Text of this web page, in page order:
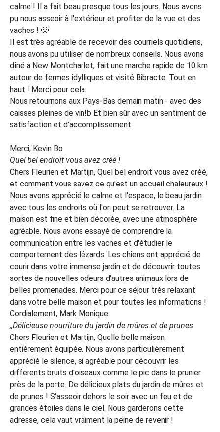
calme ! Il a fait beau presque tous les jours. Nous avons
pu nous asseoir à l'extérieur et profiter de la vue et des
vaches ! 🙂
Il est très agréable de recevoir des courriels quotidiens,
nous avons pu utiliser de nombreux conseils. Nous avons
dîné à New Montcharlet, fait une marche rapide de 10 km
autour de fermes idylliques et visité Bibracte. Tout en
haut ! Merci pour cela.
Nous retournons aux Pays-Bas demain matin - avec des
caisses pleines de vin!b Et bien sûr avec un sentiment de
satisfaction et d'accomplissement.
Merci, Kevin Bo
Quel bel endroit vous avez créé !
Chers Fleurien et Martijn, Quel bel endroit vous avez créé,
et comment vous savez ce qu'est un accueil chaleureux !
Nous avons apprécié le calme et l'espace, le beau jardin
avec tous les endroits où l'on peut se retrouver. La
maison est fine et bien décorée, avec une atmosphère
agréable. Nous avons essayé de comprendre la
communication entre les vaches et d'étudier le
comportement des lézards. Les chiens ont apprécié de
courir dans votre immense jardin et de découvrir toutes
sortes de nouvelles odeurs d'autres animaux lors de
belles promenades. Merci pour ce séjour très relaxant
dans votre belle maison et pour toutes les informations !
Cordialement, Mark Monique
,,Délicieuse nourriture du jardin de mûres et de prunes
Chers Fleurien et Martijn, Quelle belle maison,
entièrement équipée. Nous avons particulièrement
apprécié le silence, si agréable pour découvrir les
différents bruits d'oiseaux comme le pic dans le prunier
près de la porte. De délicieux plats du jardin de mûres et
de prunes ! S'asseoir dehors le soir avec un feu et de
grandes étoiles dans le ciel. Nous garderons cette
adresse, cela vaut vraiment la peine de revenir !